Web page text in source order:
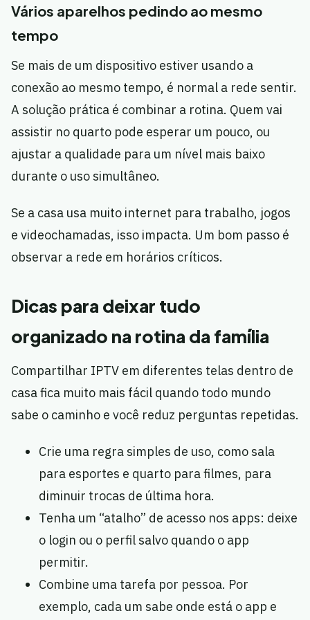
Vários aparelhos pedindo ao mesmo
tempo
Se mais de um dispositivo estiver usando a
conexão ao mesmo tempo, é normal a rede sentir.
A solução prática é combinar a rotina. Quem vai
assistir no quarto pode esperar um pouco, ou
ajustar a qualidade para um nível mais baixo
durante o uso simultâneo.
Se a casa usa muito internet para trabalho, jogos
e videochamadas, isso impacta. Um bom passo é
observar a rede em horários críticos.
Dicas para deixar tudo
organizado na rotina da família
Compartilhar IPTV em diferentes telas dentro de
casa fica muito mais fácil quando todo mundo
sabe o caminho e você reduz perguntas repetidas.
Crie uma regra simples de uso, como sala
para esportes e quarto para filmes, para
diminuir trocas de última hora.
Tenha um “atalho” de acesso nos apps: deixe
o login ou o perfil salvo quando o app
permitir.
Combine uma tarefa por pessoa. Por
exemplo, cada um sabe onde está o app e